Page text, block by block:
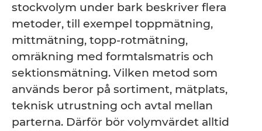
stockvolym under bark beskriver flera
metoder, till exempel toppmätning,
mittmätning, topp-rotmätning,
omräkning med formtalsmatris och
sektionsmätning. Vilken metod som
används beror på sortiment, mätplats,
teknisk utrustning och avtal mellan
parterna. Därför bör volymvärdet alltid